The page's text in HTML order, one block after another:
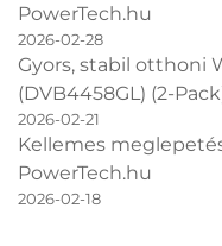
PowerTech.hu
2026-02-28
Gyors, stabil otthoni
(DVB4458GL) (2-
2026-02-21
Kellemes
PowerTech.hu
2026-02-18